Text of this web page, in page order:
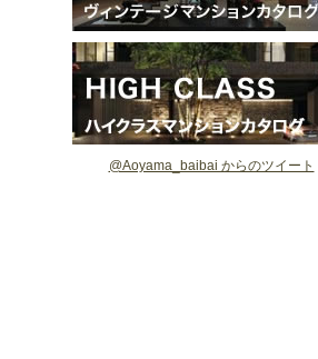
@Aoyama_baibai からのツイート